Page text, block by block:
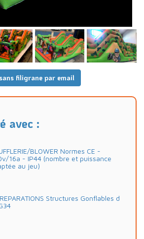
filigrane par email
avec :
BLOWER Normes CE -
16a - IP44 (nombre et puissance
au jeu)
Structures Gonflables d